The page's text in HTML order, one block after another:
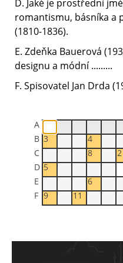
D. Jaké je prostřední
romantismu, básníka a
(1810-1836).
E. Zdeňka Bauerová
designu a módní .........
F. Spisovatel Jan Drda
A
B 3 4
C
8
2
D 5
E
6
F 9 11